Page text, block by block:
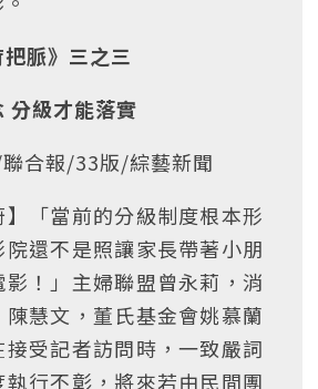
把脈》三之三
分級才能落實
合報/33版/綜藝新聞
】「當前的分級制度根本形
還不是照讓家長帶著小朋
！」主婦聯盟曾永莉，消
慧文，董氏基金會姚慕蘭
受記者訪問時，一致嚴詞
行不彰，將來若由民間團